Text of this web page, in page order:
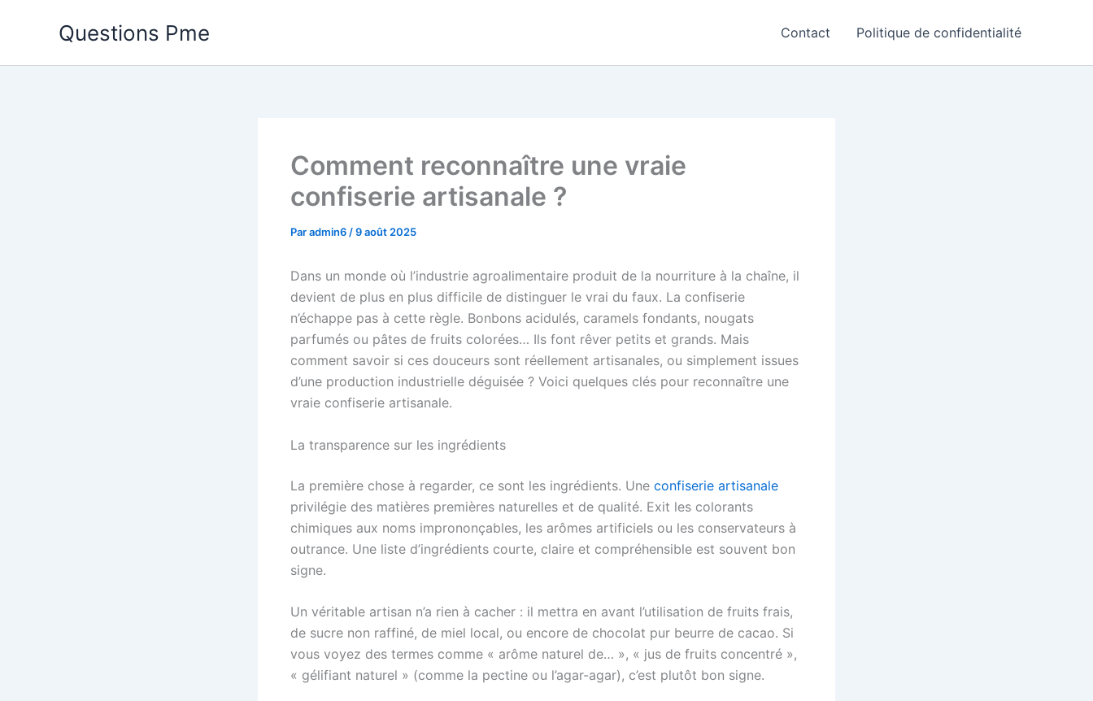
Questions Pme Contact Politique de confidentialité
Comment reconnaître une vraie
confiserie artisanale ?
Paradmin6 /9 août 2025
Dans un monde où l’industrie agroalimentaire produit de la nourriture à la chaîne, il
devient de plus en plus difficile de distinguer le vrai du faux. La confiserie
n’échappe pas à cette règle. Bonbons acidulés, caramels fondants, nougats
parfumés ou pâtes de fruits colorées… Ils font rêver petits et grands. Mais
comment savoir si ces douceurs sont réellement artisanales, ou simplement issues
d’une production industrielle déguisée ? Voici quelques clés pour reconnaître une
vraie confiserie artisanale.
La transparence sur les ingrédients
La première chose à regarder, ce sont les ingrédients. Une confiserie artisanale
privilégie des matières premières naturelles et de qualité. Exit les colorants
chimiques aux noms imprononçables, les arômes artificiels ou les conservateurs à
outrance. Une liste d’ingrédients courte, claire et compréhensible est souvent bon
signe.
Un véritable artisan n’a rien à cacher : il mettra en avant l’utilisation de fruits frais,
de sucre non raffiné, de miel local, ou encore de chocolat pur beurre de cacao. Si
vous voyez des termes comme « arôme naturel de… », « jus de fruits concentré »,
« gélifiant naturel » (comme la pectine ou l’agar-agar), c’est plutôt bon signe.